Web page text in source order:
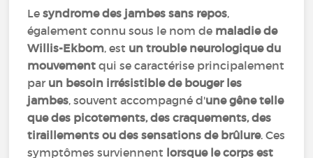
Lesyndrome des jambes sans repos,
également connu sous le nom de maladie de
Willis-Ekbom, est un trouble neurologique du
mouvement qui se caractérise principalement
par un besoin irrésistible de bouger les
jambes, souvent accompagné d'une gêne telle
que des picotements, des craquements, des
tiraillements ou des sensations de brûlure. Ces
symptômes surviennent lorsque le corps est